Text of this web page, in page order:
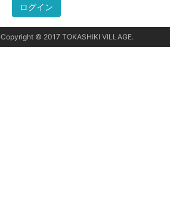
Copyright © 2017 TOKASHIKI VILLAGE.